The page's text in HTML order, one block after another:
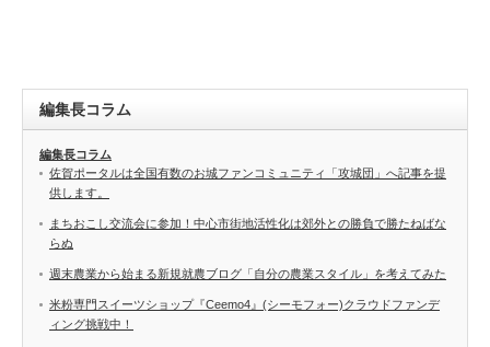
編集長コラム
編集長コラム
佐賀ポータルは全国有数のお城ファンコミュニティ「攻城団」へ記事を提
供します。
まちおこし交流会に参加！中心市街地活性化は郊外との勝負で勝たねばな
らぬ
週末農業から始まる新規就農ブログ「自分の農業スタイル」を考えてみた
米粉専門スイーツショップ『Ceemo4』(シーモフォー)クラウドファンデ
ィング挑戦中！